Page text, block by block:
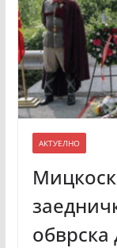
АКТУЕЛНО